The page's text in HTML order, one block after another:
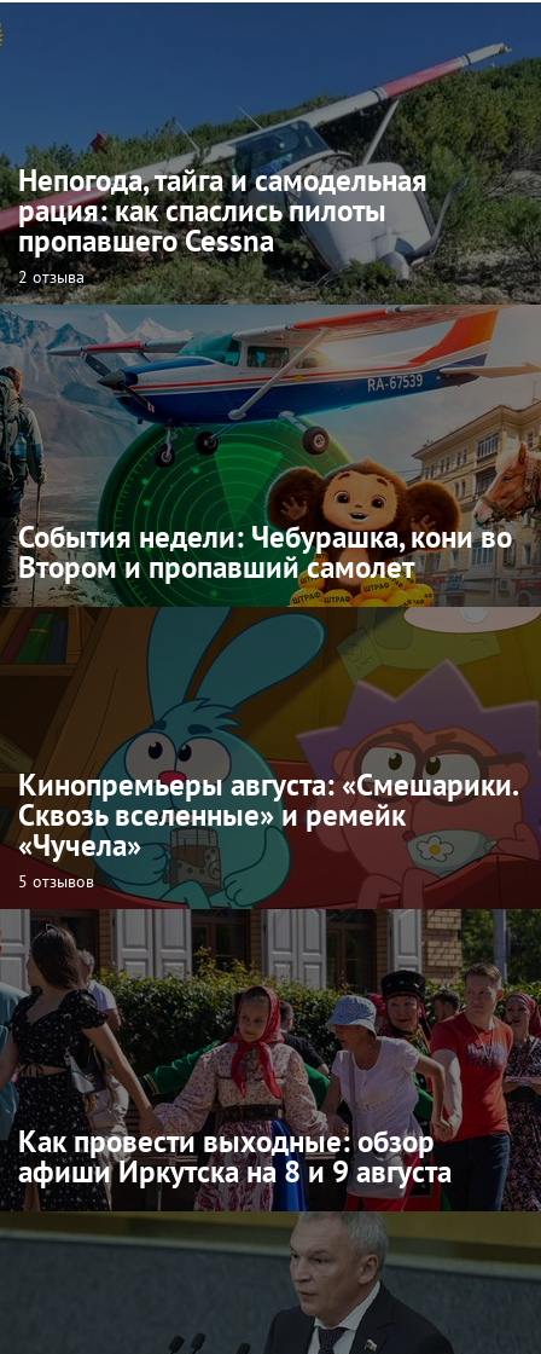
Непогода, тайга и самодельная
рация: как спаслись пилоты
пропавшего Cessna
2 отзыва
События недели: Чебурашка, кони во
Втором и пропавший самолет
Кинопремьеры августа: «Смешарики.
Сквозь вселенные» и ремейк
«Чучела»
5 отзывов
Как провести выходные: обзор
афиши Иркутска на 8 и 9 августа